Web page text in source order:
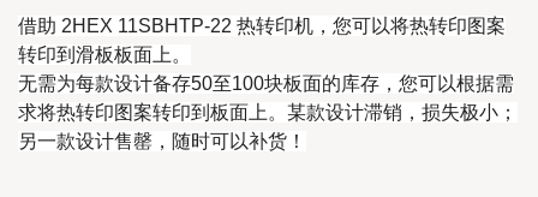
借助 2HEX 11SBHTP-22 热转印机，您可以将热转印图案
转印到滑板板面上。
无需为每款设计备存50至100块板面的库存，您可以根据需
求将热转印图案转印到板面上。某款设计滞销，损失极小；
另一款设计售罄，随时可以补货！